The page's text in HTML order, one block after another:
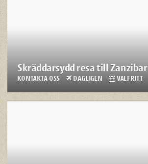
Skräddarsydd resa till Zanzibar
KONTAKTA OSS DAGLIGEN VALFRITT